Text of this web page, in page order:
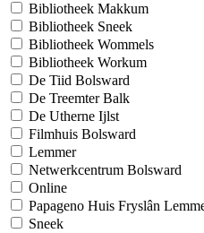
Bibliotheek Makkum
Bibliotheek Sneek
Bibliotheek Wommels
Bibliotheek Workum
De Tiid Bolsward
De Treemter Balk
De Utherne Ijlst
Filmhuis Bolsward
Lemmer
Netwerkcentrum Bolsward
Online
Papageno Huis Fryslân
Sneek